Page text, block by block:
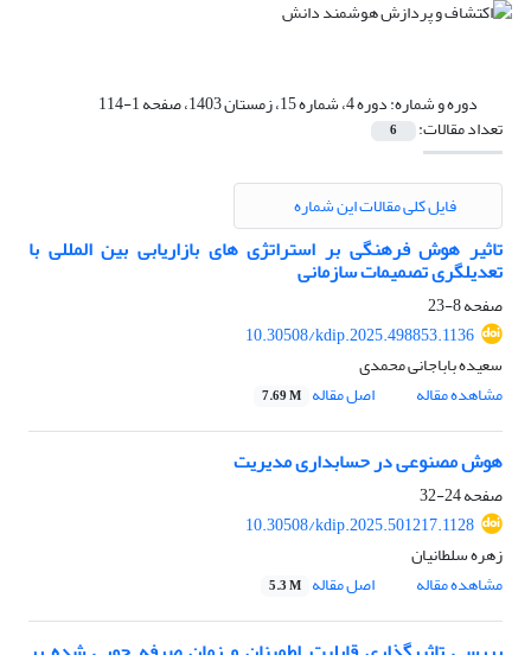
دوره و شماره:دوره 4، شماره 15، زمستان 1403، صفحه 1-114
تعداد مقالات: 6
فایل کلی مقالات این شماره
تاثیر هوش فرهنگی بر استراتژی های بازاریابی بین المللی با
تعدیلگری تصمیمات سازمانی
صفحه8-23
10.30508/kdip.2025.498853.1136
سعیده باباجانی محمدی
مشاهده مقاله
اصل مقاله 7.69 M
هوش مصنوعی در حسابداری مدیریت
صفحه24-32
10.30508/kdip.2025.501217.1128
زهره سلطانیان
مشاهده مقاله
اصل مقاله 5.3 M